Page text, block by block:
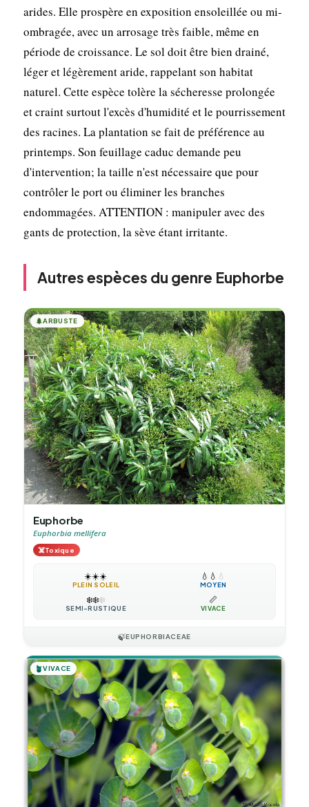
arides. Elle prospère en exposition ensoleillée ou mi-
ombragée, avec un arrosage très faible, même en
période de croissance. Le sol doit être bien drainé,
léger et légèrement aride, rappelant son habitat
naturel. Cette espèce tolère la sécheresse prolongée
et craint surtout l'excès d'humidité et le pourrissement
des racines. La plantation se fait de préférence au
printemps. Son feuillage caduc demande peu
d'intervention; la taille n'est nécessaire que pour
contrôler le port ou éliminer les branches
endommagées. ATTENTION : manipuler avec des
gants de protection, la sève étant irritante.
Autres espèces du genre Euphorbe
🌲ARBUSTE
Euphorbe
Euphorbia mellifera
☠️Toxique
☀️☀️☀️
PLEIN SOLEIL
💧 💧 💧
MOYEN
❄️❄️❄️
SEMI-RUSTIQUE
📏
VIVACE
🍃EUPHORBIACEAE
🪴VIVACE